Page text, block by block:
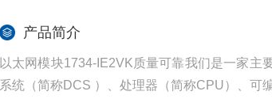
产品简介
以太网模块1734-IE2VK质量可靠我们是一家
系统（简称DCS ）、处理器（简称CPU）、可